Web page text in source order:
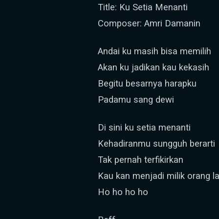
Title: Ku Setia Menanti
Composer: Amri Damanin
Andai ku masih bisa memilih
Akan ku jadikan kau kekasih
Begitu besarnya harapku
Padamu sang dewi
Di sini ku setia menanti
Kehadiranmu sungguh berarti
Tak pernah terfikirkan
Kau kan menjadi milik orang
Ho ho ho ho